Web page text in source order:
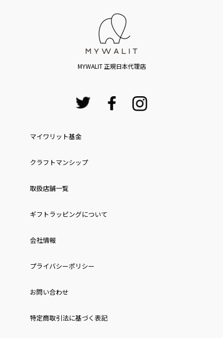
MYWALIT 正規日本代理店
マイワリット基金
クラフトマンシップ
取扱店舗一覧
ギフトラッピングについて
会社情報
プライバシーポリシー
お問い合わせ
特定商取引法に基づく表記